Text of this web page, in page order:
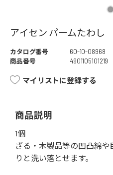
アイセン パームたわし
カタログ番号
60-10-08968
商品番号
4901105101219
マイリストに登録する
商品説明
1個
ざる・木製品等の凹凸綿
りと洗い落とせます。